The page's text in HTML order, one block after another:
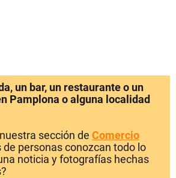
un bar, un restaurante o un
Pamplona o alguna localidad
sección de Comercio
de personas conozcan todo lo
noticia y fotografías hechas